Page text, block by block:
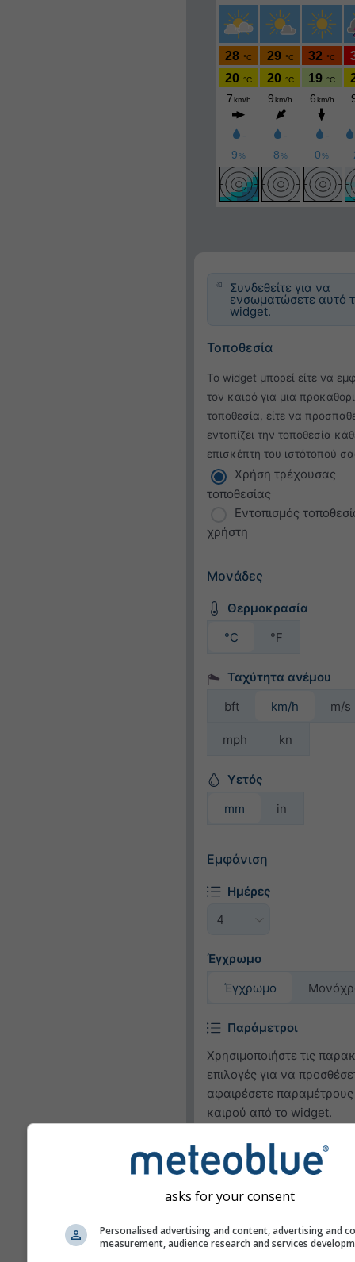
Συνδεθείτε για να
ενσωματώσετε αυτό
widget.
Τοποθεσία
Το widget μπορεί είτε να
τον καιρό για μια
τοποθεσία, είτε να
εντοπίζει την τοποθεσία
επισκέπτη του ιστότοπού
Χρήση τρέχουσας
τοποθεσίας
Εντοπισμός
χρήστη
Μονάδες
Θερμοκρασία
°C
°F
Ταχύτητα ανέμου
bft
km/h m/s
mph kn
Υετός
mm
in
Εμφάνιση
Ημέρες
Έγχρωμο
Έγχρωμο
Παράμετροι
Χρησιμοποιήστε τις
επιλογές για να
αφαιρέσετε παραμέτρους
καιρού από το widget.
Εικονόγραμμα
Θερμοκρασία (μέγ.)
Θερμοκρασία (ελάχ.)
Ταχύτητα ανέμου
asks for your consent
Personalised advertising and content, advertising and
measurement, audience research and services